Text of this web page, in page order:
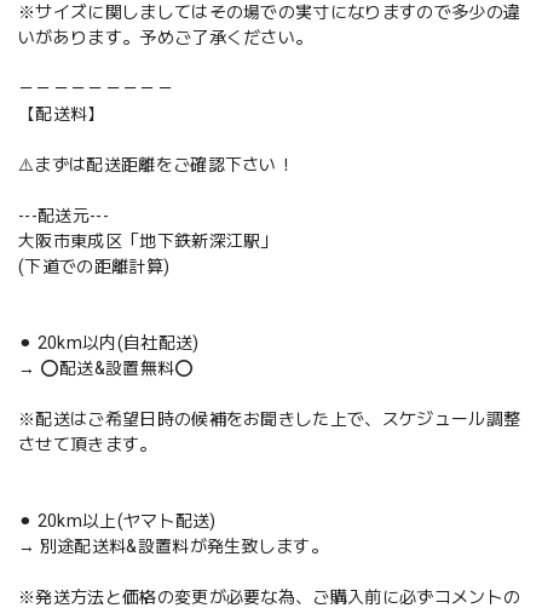
※サイズに関しましてはその場での実寸になりますので多少の違
いがあります。予めご了承ください。
－－－－－－－－－
【配送料】
⚠️まずは配送距離をご確認下さい！
---配送元---
大阪市東成区「地下鉄新深江駅」
(下道での距離計算)
⚫︎ 20km以内(自社配送)
→ ⭕️配送&設置無料⭕️
※配送はご希望日時の候補をお聞きした上で、スケジュール調整
させて頂きます。
⚫︎ 20km以上(ヤマト配送)
→ 別途配送料&設置料が発生致します。
※発送方法と価格の変更が必要な為、ご購入前に必ずコメントの